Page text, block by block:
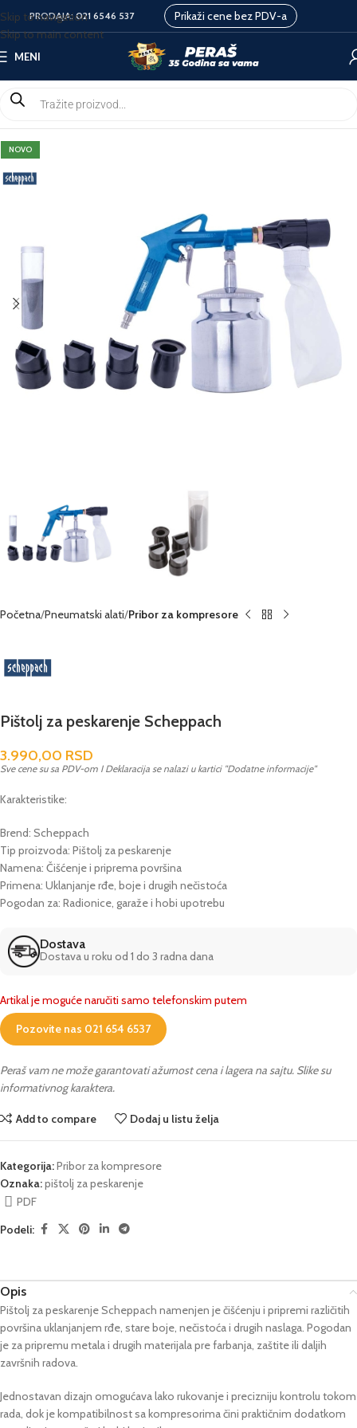
Skip to navigation
Skip to main content
PRODAJA:021 6546 537 Prikaži cene bez PDV-a
MENI
NOVO
Početna Pneumatski alati Pribor za kompresore
Pištolj za peskarenje Scheppach
3.990,00 RSD
Sve cene su sa PDV-om I Deklaracija se nalazi u kartici "Dodatne informacije"
Karakteristike:
Brend: Scheppach
Tip proizvoda: Pištolj za peskarenje
Namena: Čišćenje i priprema površina
Primena: Uklanjanje rđe, boje i drugih nečistoća
Pogodan za: Radionice, garaže i hobi upotrebu
Dostava
Dostava u roku od 1 do 3 radna dana
Artikal je moguće naručiti samo telefonskim putem
Pozovite nas 021 654 6537
Peraš vam ne može garantovati ažurnost cena i lagera na sajtu. Slike su
informativnog karaktera.
Add to compare Dodaj u listu želja
Kategorija:Pribor za kompresore
Oznaka:pištolj za peskarenje
PDF
Podeli:
Opis
Pištolj za peskarenje Scheppach namenjen je čišćenju i pripremi različitih
površina uklanjanjem rđe, stare boje, nečistoća i drugih naslaga. Pogodan
je za pripremu metala i drugih materijala pre farbanja, zaštite ili daljih
završnih radova.
Jednostavan dizajn omogućava lako rukovanje i precizniju kontrolu tokom
rada, dok je kompatibilnost sa kompresorima čini praktičnim dodatkom